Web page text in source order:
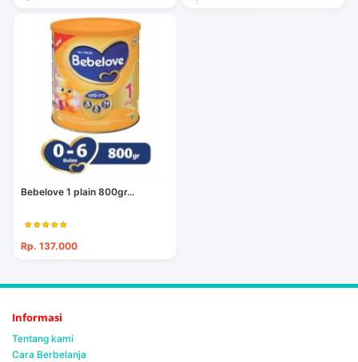
Bebelove 1 plain 800gr...
Rp. 137.000
Informasi
Tentang kami
Cara Berbelanja